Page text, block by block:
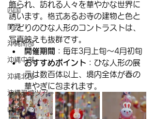
四国
関西
沖縄南部
沖縄中部
沖縄北部
沖縄現地ツアー
山形
飾られ、訪れる人々を華やかな世界に
誘います。格式あるお寺の建物と色と
りどりのひな人形のコントラストは、
写真映えも抜群です。
開催期間 ：毎年3月上旬～4月初旬
おすすめポイント ：ひな人形の展
示は数百体以上、境内全体が春の
華やぎに包まれます。